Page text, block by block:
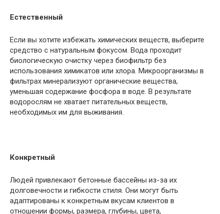
Естественный
Если вы хотите избежать химических веществ, выберите
средство с натуральным фокусом. Вода проходит
биологическую очистку через биофильтр без
использования химикатов или хлора. Микроорганизмы в
фильтрах минерализуют органические вещества,
уменьшая содержание фосфора в воде. В результате
водорослям не хватает питательных веществ,
необходимых им для выживания.
Конкретный
Людей привлекают бетонные бассейны из-за их
долговечности и гибкости стиля. Они могут быть
адаптированы к конкретным вкусам клиентов в
отношении формы, размера, глубины, цвета,